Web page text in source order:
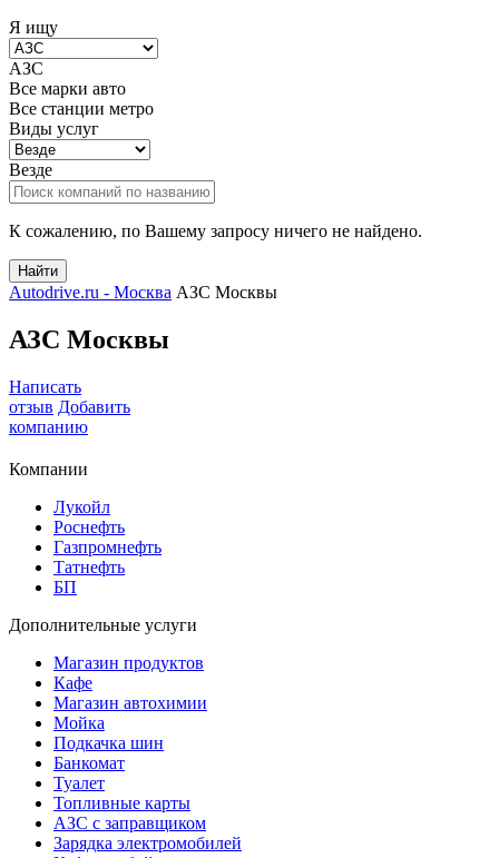
Я ищу
АЗС
Все марки авто
Все станции метро
Виды услуг
Везде
К сожалению, по Вашему запросу ничего не найдено.
Найти
Autodrive.ru - Москва АЗС Москвы
АЗС Москвы
Написать
отзыв Добавить
компанию
Компании
Лукойл
Роснефть
Газпромнефть
Татнефть
БП
Дополнительные услуги
Магазин продуктов
Кафе
Магазин автохимии
Мойка
Подкачка шин
Банкомат
Туалет
Топливные карты
АЗС с заправщиком
Зарядка электромобилей